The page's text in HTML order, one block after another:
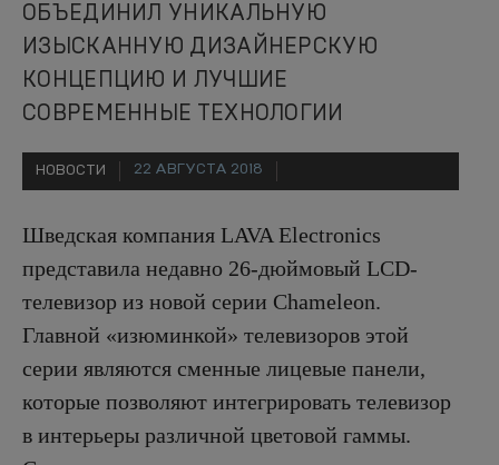
ОБЪЕДИНИЛ УНИКАЛЬНУЮ
ИЗЫСКАННУЮ ДИЗАЙНЕРСКУЮ
КОНЦЕПЦИЮ И ЛУЧШИЕ
СОВРЕМЕННЫЕ ТЕХНОЛОГИИ
НОВОСТИ 22 АВГУСТА 2018
Шведская компания LAVA Electronics
представила недавно 26-дюймовый LCD-
телевизор из новой серии Chameleon.
Главной «изюминкой» телевизоров этой
серии являются сменные лицевые панели,
которые позволяют интегрировать телевизор
в интерьеры различной цветовой гаммы.